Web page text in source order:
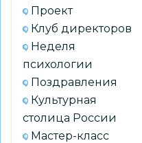
и
в
школах
в
2026
году
Проект
Клуб директоров
Неделя
психологии
Поздравления
Культурная
столица России
Мастер-класс